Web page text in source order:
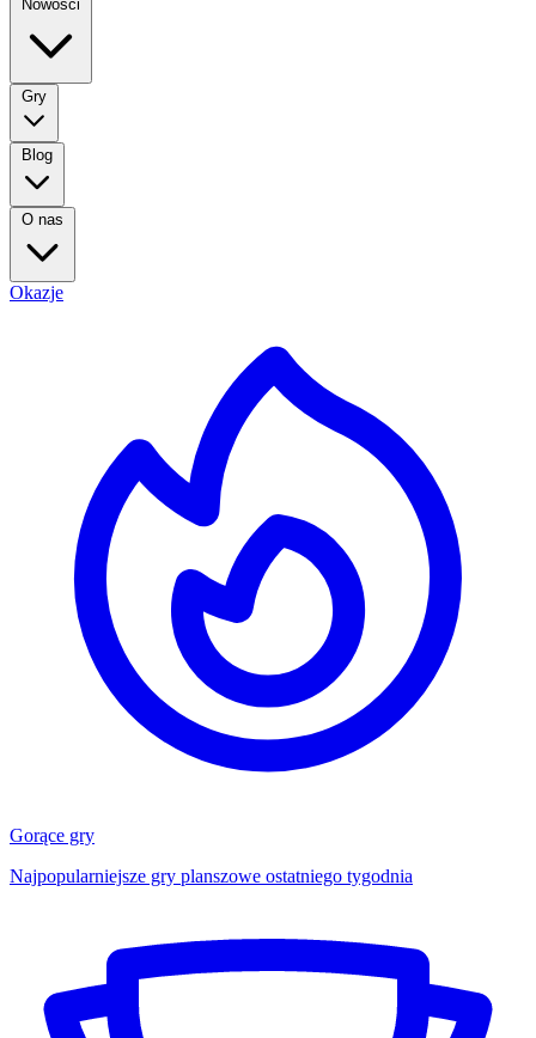
Nowości
Gry
Blog
O nas
Okazje
Gorące gry
Najpopularniejsze gry planszowe ostatniego tygodnia